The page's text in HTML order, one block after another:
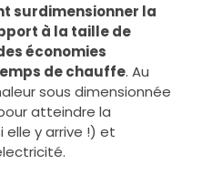
surdimensionner la
à la taille de
économies
de chauffe. Au
sous dimensionnée
atteindre la
y arrive !) et